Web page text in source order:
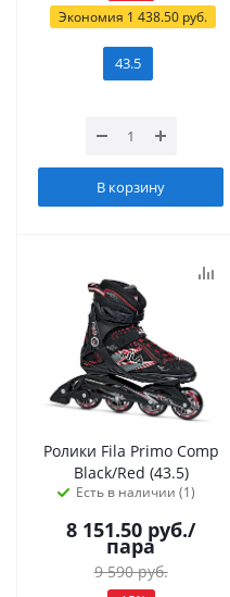
Экономия 1 438.50руб.
43.5
В корзину
Ролики Fila Primo Comp
Black/Red (43.5)
Есть в наличии (1)
8 151.50 руб./
пара
9 590руб.